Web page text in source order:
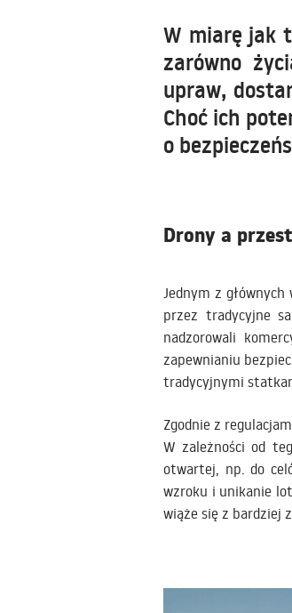
W miarę jak
zarówno
upraw,
Choć ich
o
Drony a
Jednym z
przez tradycyjne
nadzorowali
zapewnianiu
tradycyjnymi
Zgodnie z
W zależności od
otwartej, np. do
wzroku i unikanie
wiąże się z bardziej